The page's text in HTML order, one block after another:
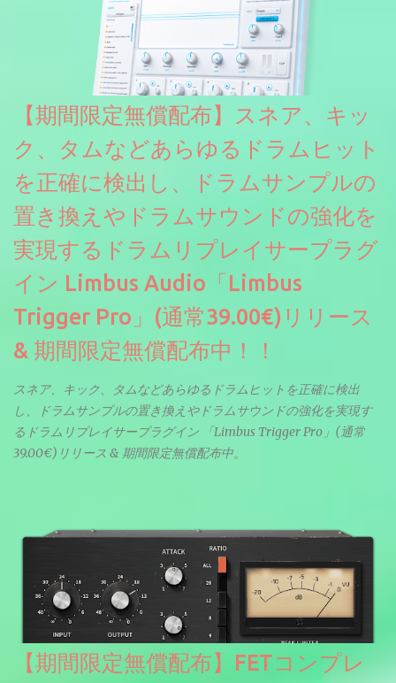
グラムされているプリセットも多いですが、アルペジオを切るこ
とももちろんできます。 ほとんどのシンセライブラリは、音を一
度サンプリングしてベロシティで音量を調整します。 しかし、
ELYSIONは違います。ビンテージシンセを含む様々な音源から、
複数のベロシティレイヤーにわたって録音し、各レイヤーを整形
することで、弱く演奏した場合と強く演奏した場合で、全く異な
る音色が得られます。単に音量を変えただけの同じ音ではありま
せん。
【期間限定無償配布】スネア、キッ
ク、タムなどあらゆるドラムヒット
を正確に検出し、ドラムサンプルの
置き換えやドラムサウンドの強化を
実現するドラムリプレイサープラグ
イン Limbus Audio「Limbus
Trigger Pro」(通常39.00€)リリース
& 期間限定無償配布中！！
スネア、キック、タムなどあらゆるドラムヒットを正確に検出
し、ドラムサンプルの置き換えやドラムサウンドの強化を実現す
るドラムリプレイサープラグイン 「Limbus Trigger Pro」(通常
39.00€)リリース & 期間限定無償配布中。
【期間限定無償配布】FETコンプレ